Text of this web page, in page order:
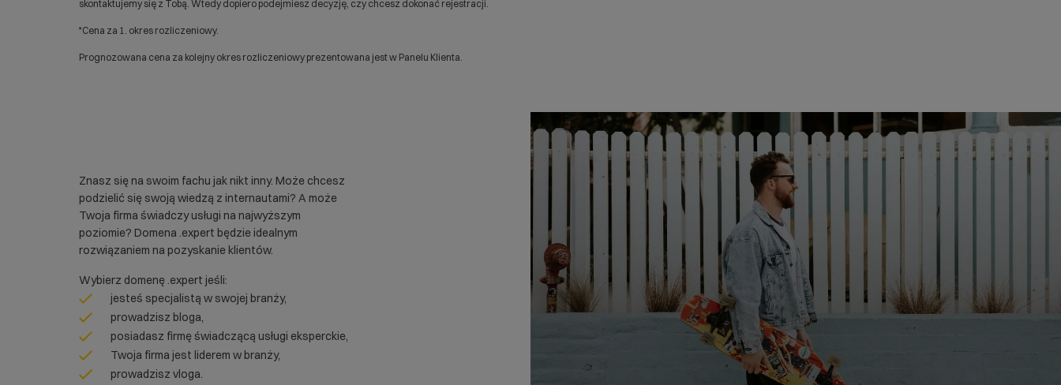
skontaktujemy się z Tobą. Wtedy dopiero podejmiesz decyzję, czy chcesz dokonać rejestracji.
*Cena za 1. okres rozliczeniowy.
Prognozowana cena za kolejny okres rozliczeniowy prezentowana jest w Panelu Klienta.
Znasz się na swoim fachu jak nikt inny. Może chcesz
podzielić się swoją wiedzą z internautami? A może
Twoja firma świadczy usługi na najwyższym
poziomie? Domena .expert będzie idealnym
rozwiązaniem na pozyskanie klientów.
Wybierz domenę .expert jeśli:
jesteś specjalistą w swojej branży,
prowadzisz bloga,
posiadasz firmę świadczącą usługi eksperckie,
Twoja firma jest liderem w branży,
prowadzisz vloga.